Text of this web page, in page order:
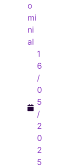
o
mi
ni
al
1
6
/
0
5
/
2
0
2
5